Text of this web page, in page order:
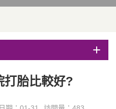
打胎比較好?